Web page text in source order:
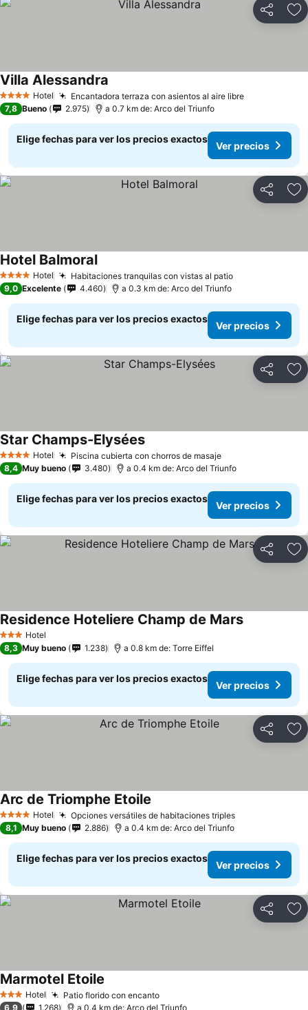
Compartir
4 EstrellasHotel Encantadora terraza con asientos al aire libreVer precios
Villa Alessandra
7,8 Bueno 2.975 a 0.7 km de: Arco del Triunfo
Elige fechas para ver los precios exactos
Ver precios
Compartir
4 EstrellasHotel Habitaciones tranquilas con vistas al patioVer precios
Hotel BalmoralVer precios
9,0 Excelente 4.460 a 0.3 km de: Arco del Triunfo
Elige fechas para ver los precios exactos
Ver precios
Compartir
4 EstrellasHotel Piscina cubierta con chorros de masajeVer precios
Star Champs-ElyséesVer precios
8,4 Muy bueno 3.480 a 0.4 km de: Arco del Triunfo
Elige fechas para ver los precios exactos
Ver precios
Compartir
3 Estrellas
Hotel
Residence Hoteliere Champ de MarsVer precios
8,3 Muy bueno 1.238 a 0.8 km de: Torre Eiffel
Elige fechas para ver los precios exactos
Ver precios
Compartir
4 EstrellasHotel Opciones versátiles de habitaciones triplesVer precios
Arc de Triomphe Etoile
8,1 Muy bueno 2.886 a 0.4 km de: Arco del Triunfo
Elige fechas para ver los precios exactos
Ver precios
Compartir
3 Estrellas
Hotel Patio florido con encantoVer precios
Marmotel Etoile
6,9 1.268 a 0.4 km de: Arco del Triunfo